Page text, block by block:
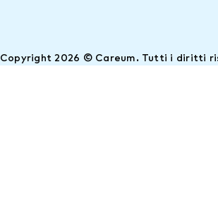
Copyright 2026 © Careum. Tutti i diritti